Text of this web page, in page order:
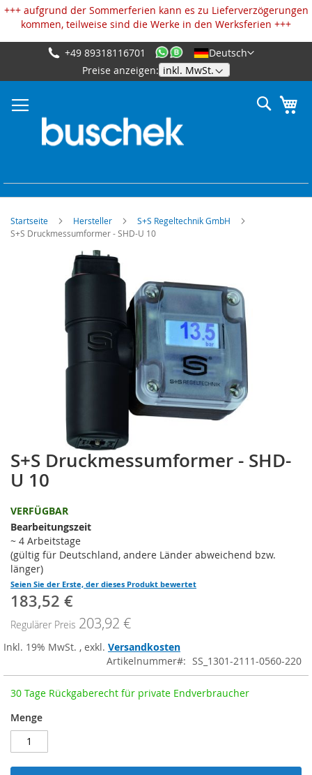
+++ aufgrund der Sommerferien kann es zu Lieferverzögerungen
kommen, teilweise sind die Werke in den Werksferien +++
Zum
Inhalt
Deutsch
Preise anzeigen:
+49 89318116701
Suche
Startseite Hersteller
S+S Regeltechnik GmbH
S+S Druckmessumformer - SHD-U 10
Zum
Anfang
der
springen
S+S Druckmessumformer - SHD-
U 10
VERFÜGBAR
Bearbeitungszeit
~ 4 Arbeitstage
(gültig für Deutschland, andere Länder abweichend bzw.
länger)
Seien Sie der Erste, der dieses Produkt bewertet
Sonderpreis
183,52 €
Regulärer Preis 203,92 €
Inkl. 19% MwSt. , exkl. Versandkosten
Artikelnummer
SS_1301-2111-0560-220
30 Tage Rückgaberecht für private Endverbraucher
Menge
Cookie-Einstellungen